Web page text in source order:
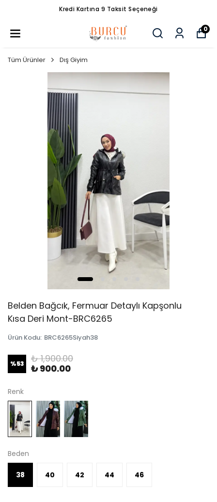
Kredi Kartına 9 Taksit Seçeneği
0
Tüm Ürünler Dış Giyim
Belden Bağcık, Fermuar Detaylı Kapşonlu
Kısa Deri Mont-BRC6265
Ürün Kodu: BRC6265Siyah38
%53
₺ 1,900.00
₺ 900.00
Renk
Beden
38 40 42 44 46